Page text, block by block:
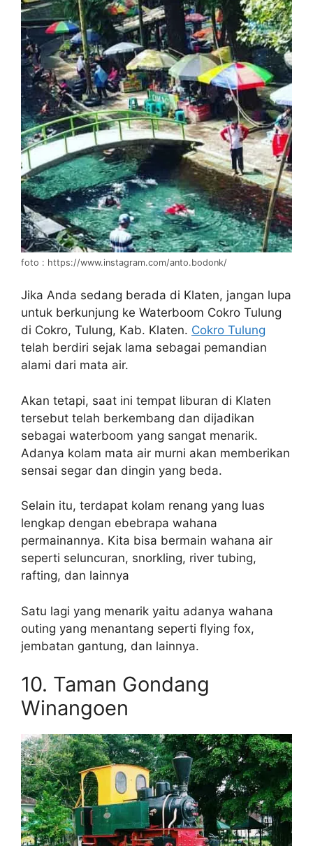
foto : https://www.instagram.com/anto.bodonk/
Jika Anda sedang berada di Klaten, jangan lupa
untuk berkunjung ke Waterboom Cokro Tulung
di Cokro, Tulung, Kab. Klaten. Cokro Tulung
telah berdiri sejak lama sebagai pemandian
alami dari mata air.
Akan tetapi, saat ini tempat liburan di Klaten
tersebut telah berkembang dan dijadikan
sebagai waterboom yang sangat menarik.
Adanya kolam mata air murni akan memberikan
sensai segar dan dingin yang beda.
Selain itu, terdapat kolam renang yang luas
lengkap dengan ebebrapa wahana
permainannya. Kita bisa bermain wahana air
seperti seluncuran, snorkling, river tubing,
rafting, dan lainnya
Satu lagi yang menarik yaitu adanya wahana
outing yang menantang seperti flying fox,
jembatan gantung, dan lainnya.
10. Taman Gondang
Winangoen